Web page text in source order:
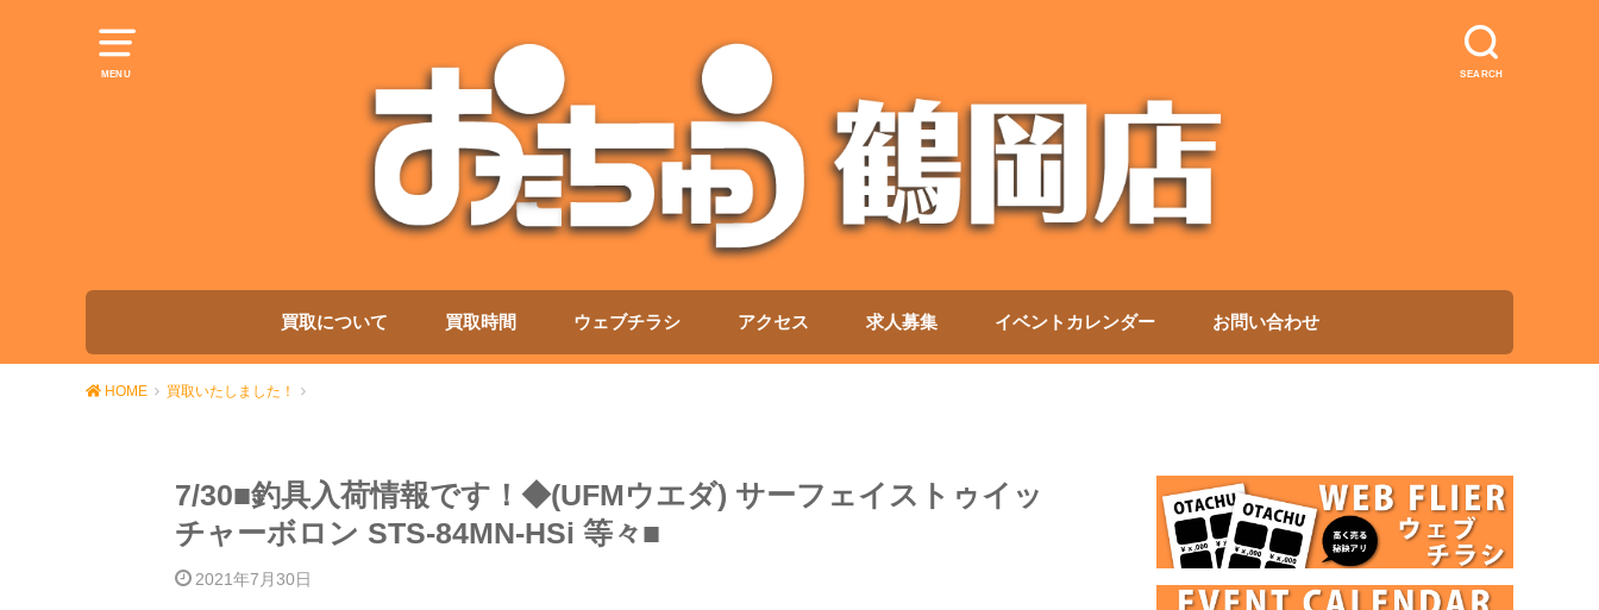
MENU SEARCH
買取について 買取時間 ウェブチラシ アクセス 求人募集 イベントカレンダー お問い合わせ
HOME 買取いたしました！
7/30■釣具入荷情報です！◆(UFMウエダ) サーフェイストゥイッ
チャーボロン STS-84MN-HSi 等々■
2021年7月30日